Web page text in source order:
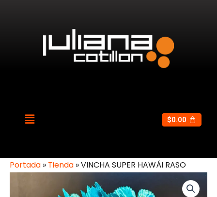
$0.00
Portada » Tienda »VINCHA SUPER HAWÁI RASO